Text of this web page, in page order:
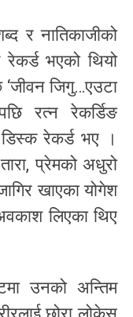
र नातिकाजीको
रेकर्ड भएको थियो
‘जीवन जिगु…एउटा
रत्न रेकर्डिङ
रेकर्ड भए ।
प्रेमको अधुरो
खाएका योगेश
लिएका थिए
उनको अन्तिम